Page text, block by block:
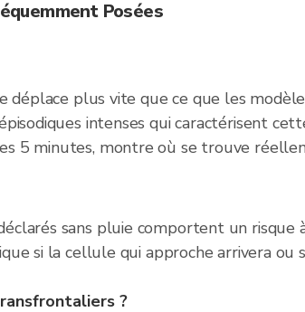
Posées
plus vite que ce que les
intenses qui caractérisent
5 minutes, montre où se trouve
sans pluie comportent un risque
si la cellule qui approche arrivera ou
?